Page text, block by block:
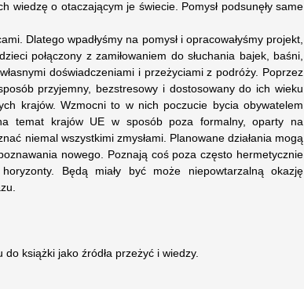
wiedzę o otaczającym je świecie. Pomysł podsunęły same
Dlatego wpadłyśmy na pomysł i opracowałyśmy projekt,
połączony z zamiłowaniem do słuchania bajek, baśni,
doświadczeniami i przeżyciami z podróży. Poprzez
przyjemny, bezstresowy i dostosowany do ich wieku
krajów. Wzmocni to w nich poczucie bycia obywatelem
temat krajów UE w sposób poza formalny, oparty na
niemal wszystkimi zmysłami. Planowane działania mogą
nowego. Poznają coś poza często hermetycznie
Będą miały być może niepowtarzalną okazję
książki jako źródła przeżyć i wiedzy.